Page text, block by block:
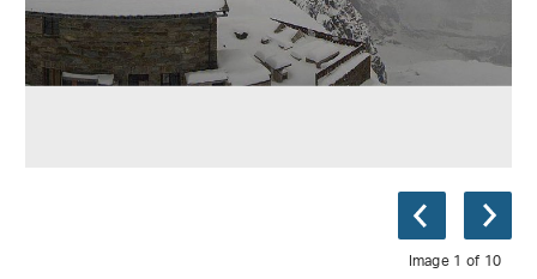
Image 1 of 10